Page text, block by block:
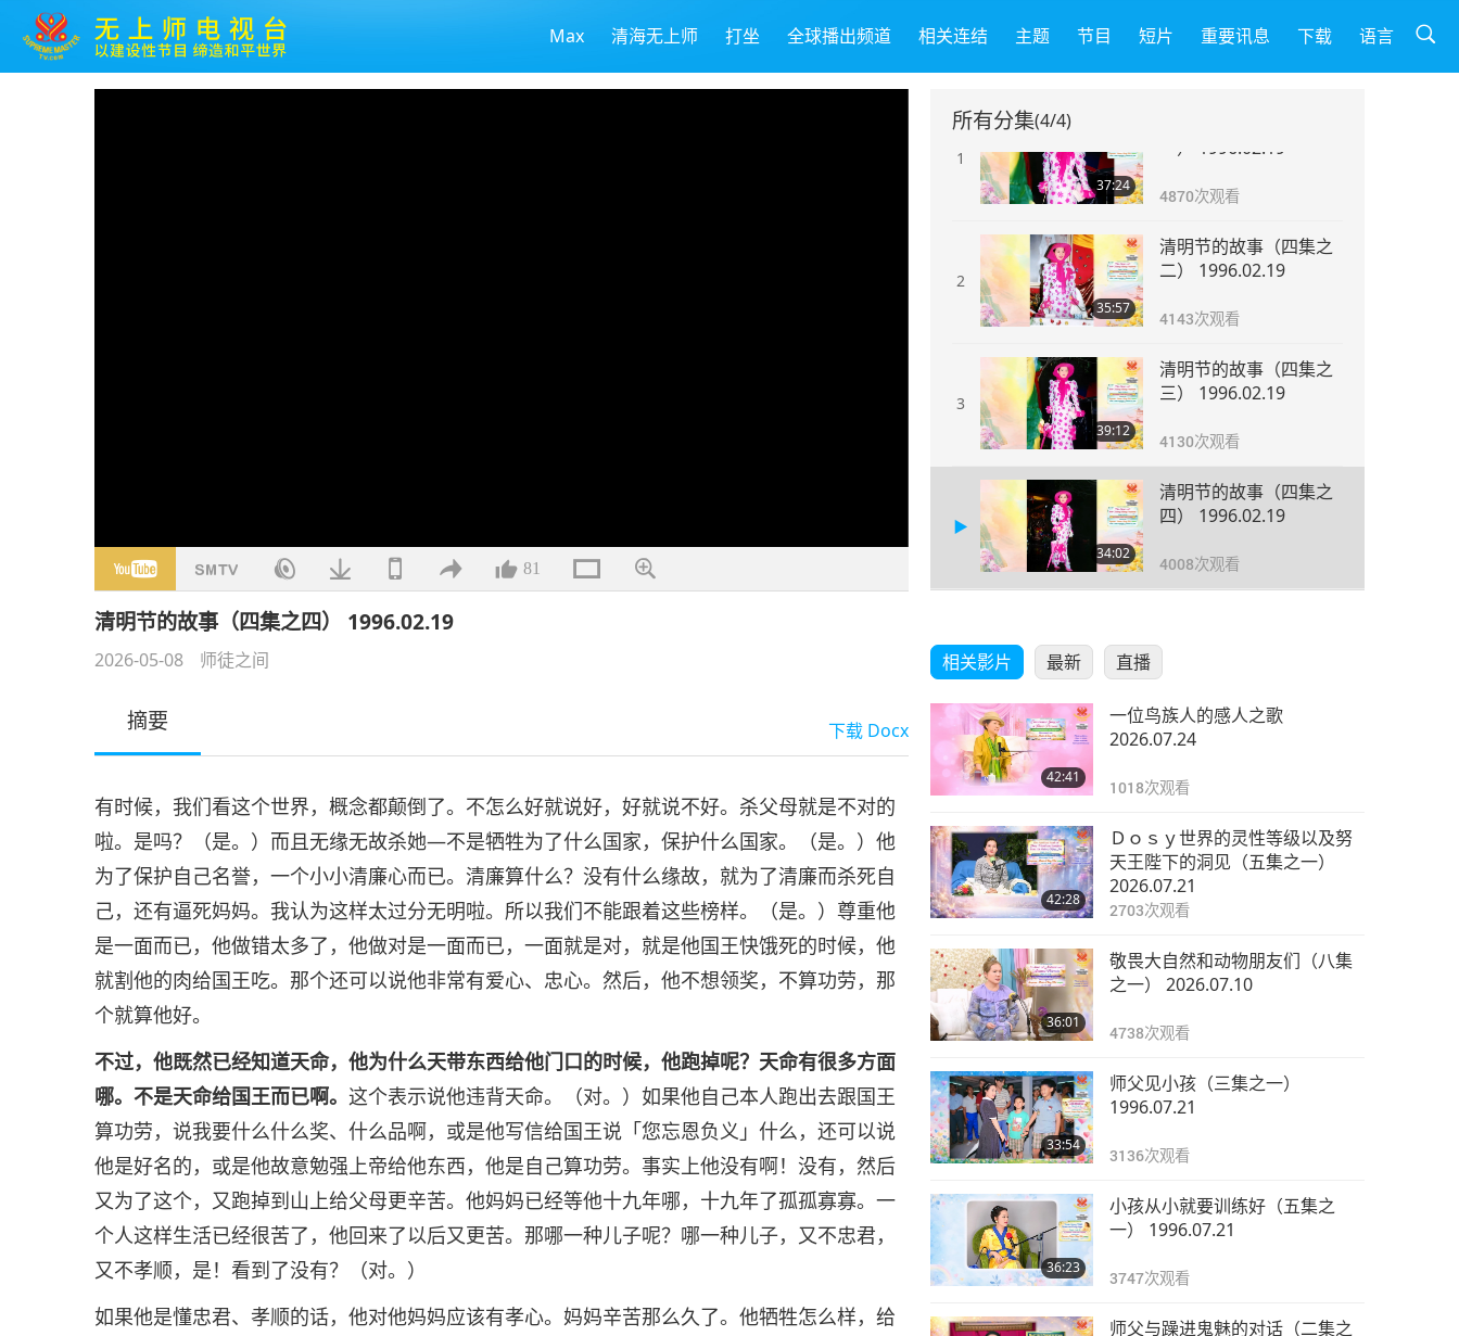
Max 清海无上师 打坐 全球播出频道 相关连结 主题 节目 短片 重要讯息 下载 语言
81
清明节的故事（四集之四） 1996.02.19
2026-05-08 师徒之间
摘要 下载 Docx
有时候，我们看这个世界，概念都颠倒了。不怎么好就说好，好就说不好。杀父母就是不对的
啦。是吗？（是。）而且无缘无故杀她—不是牺牲为了什么国家，保护什么国家。（是。）他
为了保护自己名誉，一个小小清廉心而已。清廉算什么？没有什么缘故，就为了清廉而杀死自
己，还有逼死妈妈。我认为这样太过分无明啦。所以我们不能跟着这些榜样。（是。）尊重他
是一面而已，他做错太多了，他做对是一面而已，一面就是对，就是他国王快饿死的时候，他
就割他的肉给国王吃。那个还可以说他非常有爱心、忠心。然后，他不想领奖，不算功劳，那
个就算他好。
不过，他既然已经知道天命，他为什么天带东西给他门口的时候，他跑掉呢？天命有很多方面
哪。不是天命给国王而已啊。这个表示说他违背天命。（对。）如果他自己本人跑出去跟国王
算功劳，说我要什么什么奖、什么品啊，或是他写信给国王说「您忘恩负义」什么，还可以说
他是好名的，或是他故意勉强上帝给他东西，他是自己算功劳。事实上他没有啊！没有，然后
又为了这个，又跑掉到山上给父母更辛苦。他妈妈已经等他十九年哪，十九年了孤孤寡寡。一
个人这样生活已经很苦了，他回来了以后又更苦。那哪一种儿子呢？哪一种儿子，又不忠君，
又不孝顺，是！看到了没有？（对。）
如果他是懂忠君、孝顺的话，他对他妈妈应该有孝心。妈妈辛苦那么久了。他牺牲怎么样，给
所有分集(4/4)
1
37:24
一） 1996.02.19
4870次观看
2
35:57
清明节的故事（四集之
二） 1996.02.19
4143次观看
3
39:12
清明节的故事（四集之
三） 1996.02.19
4130次观看
34:02
清明节的故事（四集之
四） 1996.02.19
4008次观看
相关影片 最新 直播
42:41
一位鸟族人的感人之歌
2026.07.24
1018次观看
42:28
Ｄｏｓｙ世界的灵性等级以及努
天王陛下的洞见（五集之一）
2026.07.21
2703次观看
36:01
敬畏大自然和动物朋友们（八集
之一） 2026.07.10
4738次观看
33:54
师父见小孩（三集之一）
1996.07.21
3136次观看
36:23
小孩从小就要训练好（五集之
一） 1996.07.21
3747次观看
师父与躁进鬼魅的对话（二集之